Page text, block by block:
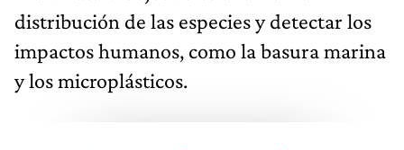
distribución de las especies y detectar los
impactos humanos, como la basura marina
y los microplásticos.